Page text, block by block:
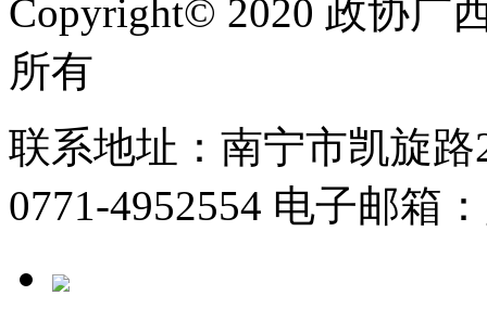
Copyright© 2020 政协广
所有
联系地址：南宁市凯旋
0771-4952554 电子邮箱